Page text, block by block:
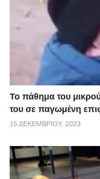
Το πάθημα του
του σε παγωμένη
15 ΔΕΚΕΜΒΡΊΟΥ, 2023